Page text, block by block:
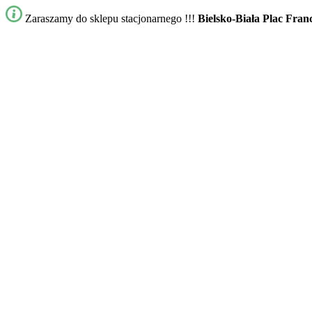
Zaraszamy do sklepu stacjonarnego !!! Bielsko-Biała Plac